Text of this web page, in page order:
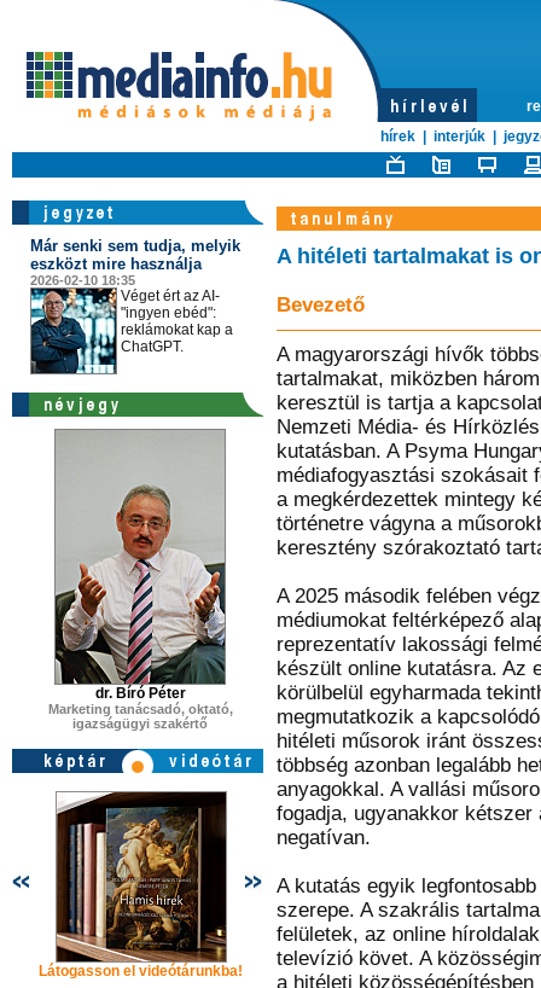
hírek
interjúk
Már senki sem tudja, melyik
eszközt mire használja
2026-02-10 18:35
Véget ért az AI-
"ingyen ebéd":
reklámokat kap a
ChatGPT.
dr. Bíró Péter
Marketing tanácsadó, oktató,
igazságügyi szakértő
Látogasson el videótárunkba! Látogasson el videótárunkba! Látogasson
A hitéleti tartalmakat is
Bevezető
A magyarországi hívők
tartalmakat, miközben
keresztül is tartja a
Nemzeti Média- és
kutatásban. A Psyma
médiafogyasztási szokásait
a megkérdezettek mintegy
történetre vágyna a
keresztény szórakoztató
A 2025 második felében
médiumokat feltérképező
reprezentatív lakossági
készült online kutatásra. Az
körülbelül egyharmada
megmutatkozik a
hitéleti műsorok iránt
többség azonban legalább
anyagokkal. A vallási
fogadja, ugyanakkor
negatívan.
A kutatás egyik
szerepe. A szakrális
felületek, az online
televízió követ. A
a hitéleti